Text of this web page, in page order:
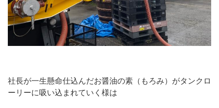
社長が一生懸命仕込んだお醤油の素（もろみ）がタンクロ
ーリーに吸い込まれていく様は